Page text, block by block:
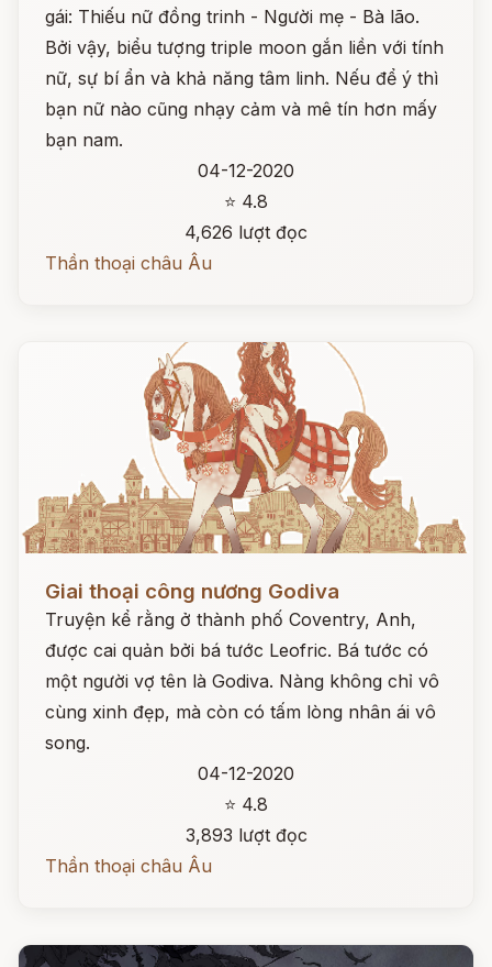
gái: Thiếu nữ đồng trinh - Người mẹ - Bà lão.
Bởi vậy, biểu tượng triple moon gắn liền với tính
nữ, sự bí ẩn và khả năng tâm linh. Nếu để ý thì
bạn nữ nào cũng nhạy cảm và mê tín hơn mấy
bạn nam.
04-12-2020
⭐ 4.8
4,626 lượt đọc
Thần thoại châu Âu
Giai thoại công nương Godiva
Truyện kể rằng ở thành phố Coventry, Anh,
được cai quản bởi bá tước Leofric. Bá tước có
một người vợ tên là Godiva. Nàng không chỉ vô
cùng xinh đẹp, mà còn có tấm lòng nhân ái vô
song.
04-12-2020
⭐ 4.8
3,893 lượt đọc
Thần thoại châu Âu